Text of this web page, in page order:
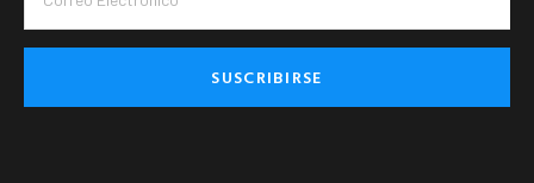
SUSCRIBIRSE